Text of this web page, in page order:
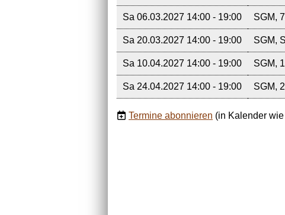
Sa 06.03.2027 14:00 - 19:00 SGM,
Sa 20.03.2027 14:00 - 19:00 SGM,
Sa 10.04.2027 14:00 - 19:00 SGM,
Sa 24.04.2027 14:00 - 19:00 SGM,
Termine abonnieren (in Kalender